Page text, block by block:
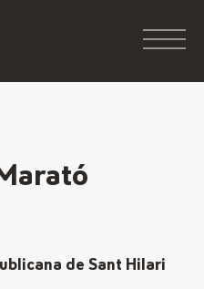
de Sant Hilari